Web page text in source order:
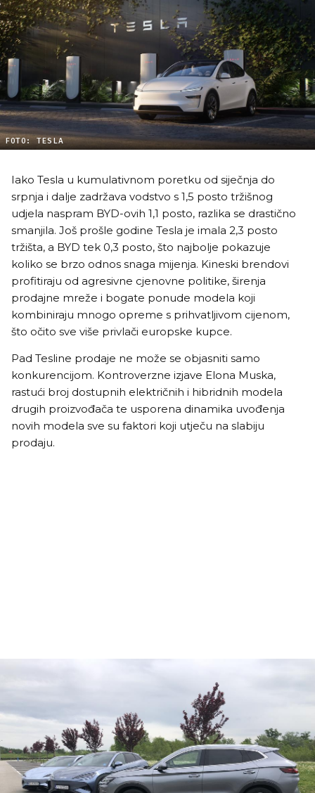
FOTO: TESLA
Iako Tesla u kumulativnom poretku od siječnja do
srpnja i dalje zadržava vodstvo s 1,5 posto tržišnog
udjela naspram BYD-ovih 1,1 posto, razlika se drastično
smanjila. Još prošle godine Tesla je imala 2,3 posto
tržišta, a BYD tek 0,3 posto, što najbolje pokazuje
koliko se brzo odnos snaga mijenja. Kineski brendovi
profitiraju od agresivne cjenovne politike, širenja
prodajne mreže i bogate ponude modela koji
kombiniraju mnogo opreme s prihvatljivom cijenom,
što očito sve više privlači europske kupce.
Pad Tesline prodaje ne može se objasniti samo
konkurencijom. Kontroverzne izjave Elona Muska,
rastući broj dostupnih električnih i hibridnih modela
drugih proizvođača te usporena dinamika uvođenja
novih modela sve su faktori koji utječu na slabiju
prodaju.